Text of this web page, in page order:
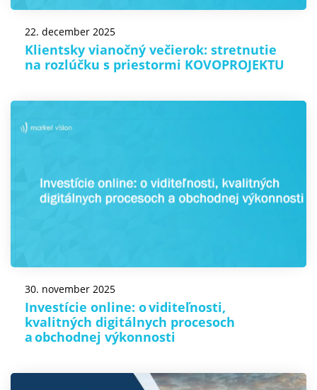
22. december 2025
Klientsky vianočný večierok: stretnutie
na rozlúčku s priestormi KOVOPROJEKTU
30. november 2025
Investície online: o viditeľnosti,
kvalitných digitálnych procesoch
a obchodnej výkonnosti